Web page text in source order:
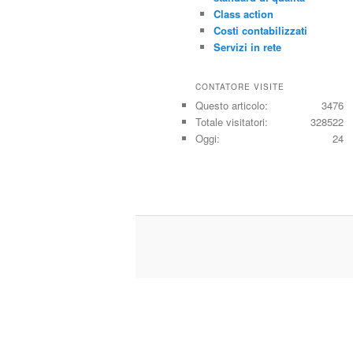
Class action
Costi contabilizzati
Servizi in rete
CONTATORE VISITE
3476
Questo articolo:
328522
Totale visitatori:
24
Oggi: